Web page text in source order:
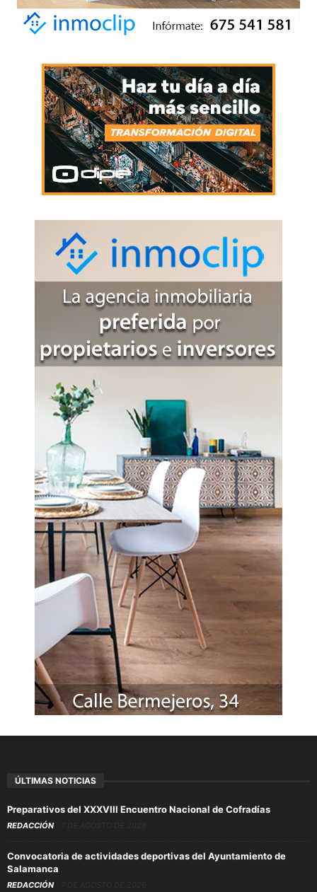
ÚLTIMAS NOTICIAS
Preparativos del XXXVIII Encuentro Nacional de Cofradías
REDACCIÓN
Convocatoria de actividades deportivas del Ayuntamiento de
Salamanca
REDACCIÓN